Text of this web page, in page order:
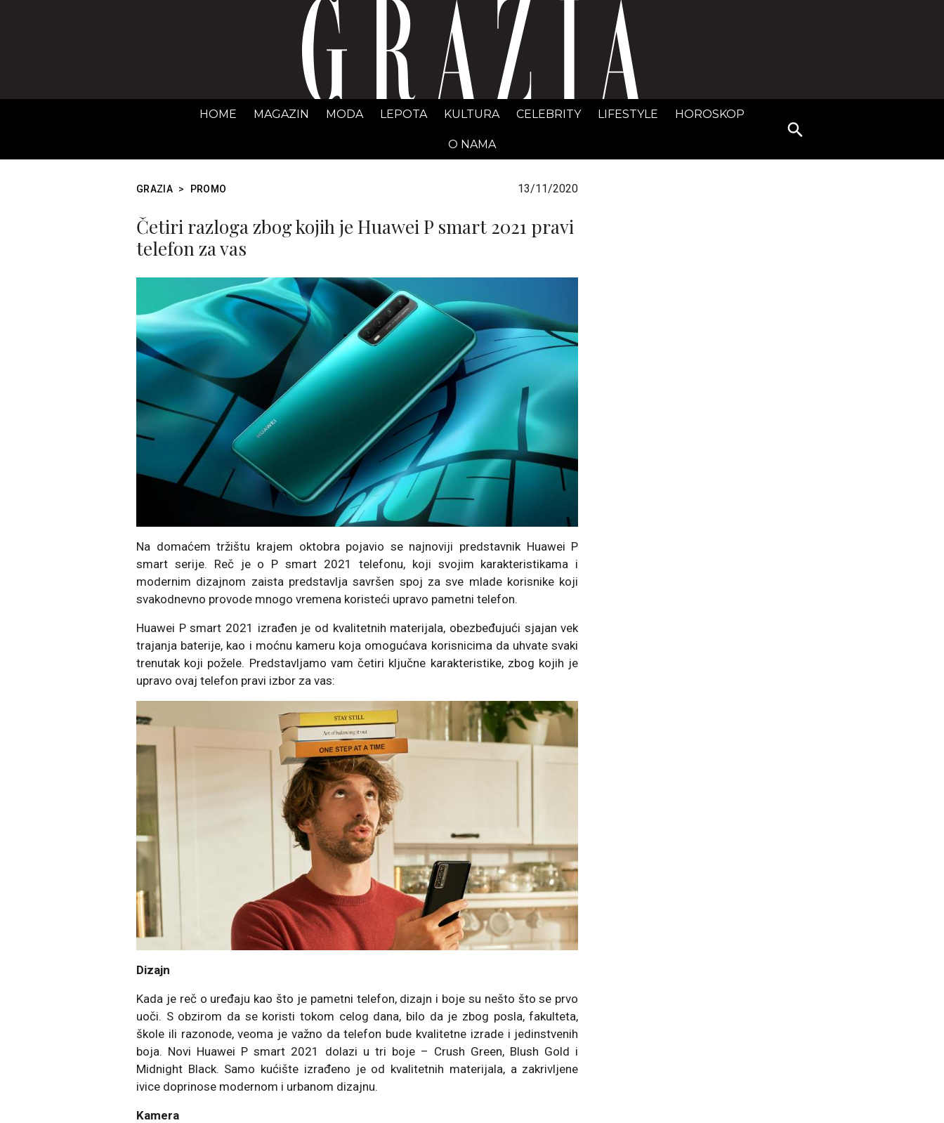
GRAZIA Srbija
HOME MAGAZIN MODA LEPOTA KULTURA CELEBRITY LIFESTYLE HOROSKOP
O NAMA
Search
for:
GRAZIA > PROMO 13/11/2020
Četiri razloga zbog kojih je Huawei P smart 2021 pravi
telefon za vas
Na domaćem tržištu krajem oktobra pojavio se najnoviji predstavnik Huawei P
smart serije. Reč je o P smart 2021 telefonu, koji svojim karakteristikama i
modernim dizajnom zaista predstavlja savršen spoj za sve mlade korisnike koji
svakodnevno provode mnogo vremena koristeći upravo pametni telefon.
Huawei P smart 2021 izrađen je od kvalitetnih materijala, obezbeđujući sjajan vek
trajanja baterije, kao i moćnu kameru koja omogućava korisnicima da uhvate svaki
trenutak koji požele. Predstavljamo vam četiri ključne karakteristike, zbog kojih je
upravo ovaj telefon pravi izbor za vas:
Dizajn
Kada je reč o uređaju kao što je pametni telefon, dizajn i boje su nešto što se prvo
uoči. S obzirom da se koristi tokom celog dana, bilo da je zbog posla, fakulteta,
škole ili razonode, veoma je važno da telefon bude kvalitetne izrade i jedinstvenih
boja. Novi Huawei P smart 2021 dolazi u tri boje – Crush Green, Blush Gold i
Midnight Black. Samo kućište izrađeno je od kvalitetnih materijala, a zakrivljene
ivice doprinose modernom i urbanom dizajnu.
Kamera